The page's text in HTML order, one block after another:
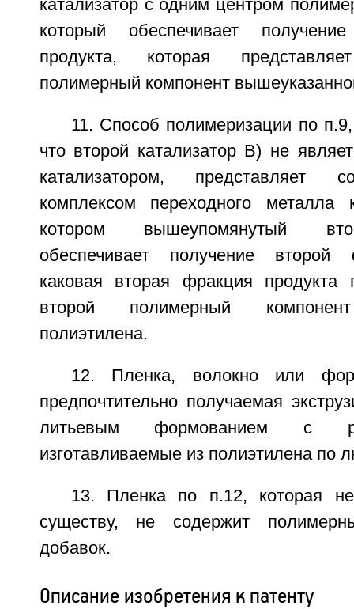
катализатор с одним центром
который обеспечивает
продукта, которая
полимерный компонент
11. Способ полимеризации по
что второй катализатор B) не
катализатором, представляет
комплексом переходного металла
котором вышеупомянутый
обеспечивает получение второй
каковая вторая фракция продукта
второй полимерный
полиэтилена.
12. Пленка, волокно или
предпочтительно получаемая
литьевым формованием с
изготавливаемые из полиэтилена по
13. Пленка по п.12, которая
существу, не содержит
добавок.
Описание изобретения к патенту